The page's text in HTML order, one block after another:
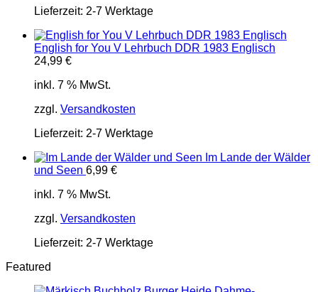
Lieferzeit: 2-7 Werktage
English for You V Lehrbuch DDR 1983 Englisch
24,99 €
inkl. 7 % MwSt.
zzgl. Versandkosten
Lieferzeit: 2-7 Werktage
Im Lande der Wälder
und Seen 6,99 €
inkl. 7 % MwSt.
zzgl. Versandkosten
Lieferzeit: 2-7 Werktage
Featured